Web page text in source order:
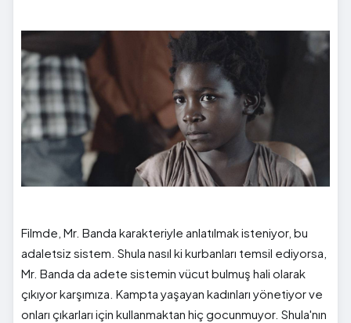
Filmde, Mr. Banda karakteriyle anlatılmak isteniyor, bu
adaletsiz sistem. Shula nasıl ki kurbanları temsil ediyorsa,
Mr. Banda da adete sistemin vücut bulmuş hali olarak
çıkıyor karşımıza. Kampta yaşayan kadınları yönetiyor ve
onları çıkarları için kullanmaktan hiç gocunmuyor. Shula'nın